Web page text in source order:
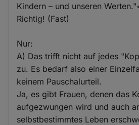
Kindern – und unseren
Richtig! (Fast)
Nur:
A) Das trifft nicht auf jedes
zu. Es bedarf also einer
keinem Pauschalurteil.
Ja, es gibt Frauen, denen das
aufgezwungen wird und auch
selbstbestimmtes Leben